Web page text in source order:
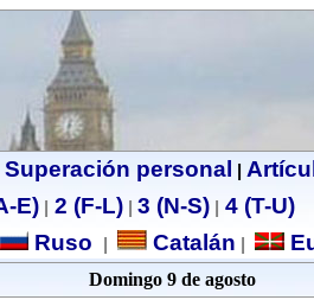
Superación personal
E) 2 (F-L) 3 (N-S)
4 (T-U)
Ruso Catalán
Domingo 9 de agosto